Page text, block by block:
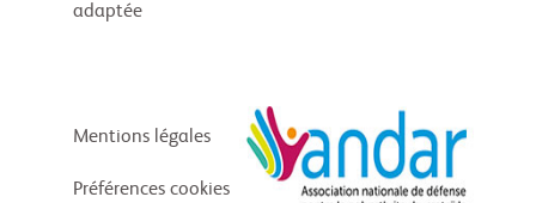
adaptée
Mentions légales
Préférences cookies